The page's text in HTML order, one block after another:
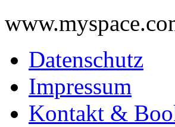
Datenschutz
Impressum
Kontakt &